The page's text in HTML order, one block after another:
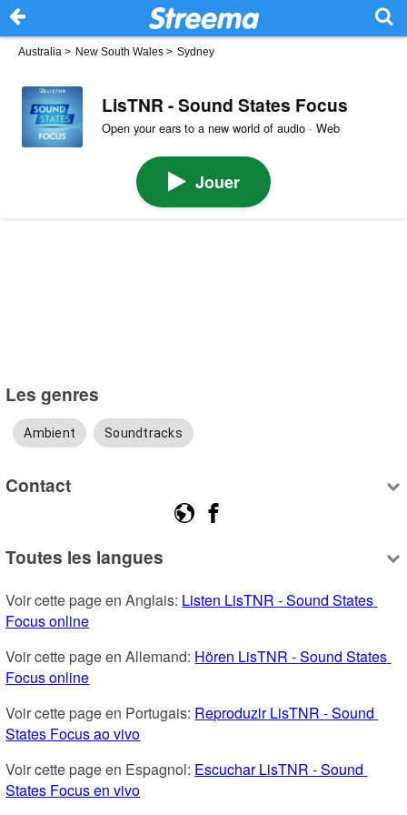
Australia > New South Wales > Sydney
LisTNR - Sound States Focus
Open your ears to a new world of audio · Web
Jouer
Les genres
Ambient Soundtracks
Contact
Toutes les langues
Voir cette page en Anglais: Listen LisTNR - Sound States
Focus online
Voir cette page en Allemand: Hören LisTNR - Sound States
Focus online
Voir cette page en Portugais: Reproduzir LisTNR - Sound
States Focus ao vivo
Voir cette page en Espagnol: Escuchar LisTNR - Sound
States Focus en vivo